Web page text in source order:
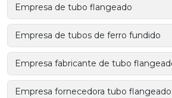
Empresa de tubo flangeado
Empresa de tubos de ferro fundido
Empresa fabricante de tubo
Empresa fornecedora tubo flangeado